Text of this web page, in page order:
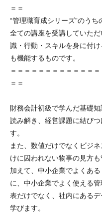
＝＝
“管理職育成シリーズ”のうち
全ての講座を受講していた
識・行動・スキルを身に付
も機能するものです。
＝＝＝＝＝＝＝＝＝＝＝＝
＝＝
財務会計初級で学んだ基礎
読み解き、経営課題に結び
す。
また、数値だけでなくビジ
けに囚われない物事の見方も
加えて、中小企業でよくあ
に、中小企業でよく使える
表だけでなく、社内にある
学びます。